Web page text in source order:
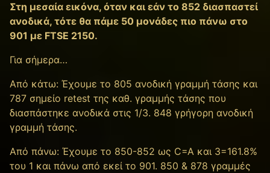
Στη μεσαία εικόνα, όταν και εάν το 852 διασπαστεί
ανοδικά, τότε θα πάμε 50 μονάδες πιο πάνω στο
901 με FTSE 2150.
Για σήμερα…
Από κάτω: Έχουμε τo 805 ανοδική γραμμή τάσης και
787 σημείο retest της καθ. γραμμής τάσης που
διασπάστηκε ανοδικά στις 1/3. 848 γρήγορη ανοδική
γραμμή τάσης.
Από πάνω: Έχουμε το 850-852 ως C=A και 3=161.8%
του 1 και πάνω από εκεί το 901. 850 & 878 γραμμές